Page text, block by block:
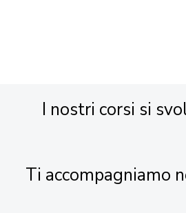
I nostri corsi si
Ti accompagniamo